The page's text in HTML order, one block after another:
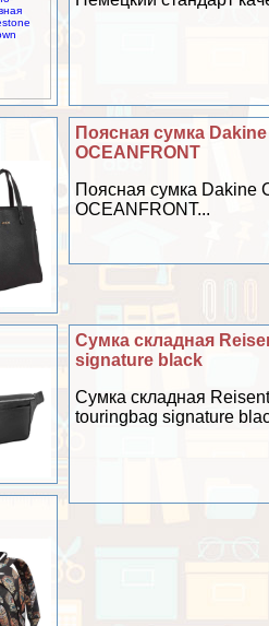
Поясная сумка
OCEANFRONT
Поясная сумка Dakine
OCEANFRONT...
Сумка складная
signature black
Сумка складная
touringbag signature